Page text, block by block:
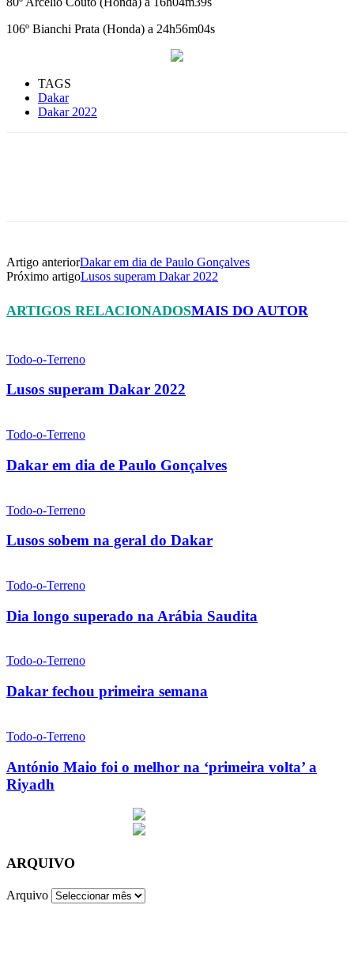
106º Bianchi Prata (Honda) a 24h56m04s
TAGS
Dakar
Dakar 2022
Artigo anteriorDakar em dia de Paulo Gonçalves
Próximo artigoLusos superam Dakar 2022
ARTIGOS RELACIONADOSMAIS DO AUTOR
Todo-o-Terreno
Lusos superam Dakar 2022
Todo-o-Terreno
Dakar em dia de Paulo Gonçalves
Todo-o-Terreno
Lusos sobem na geral do Dakar
Todo-o-Terreno
Dia longo superado na Arábia Saudita
Todo-o-Terreno
Dakar fechou primeira semana
Todo-o-Terreno
António Maio foi o melhor na ‘primeira volta’ a
Riyadh
ARQUIVO
Arquivo